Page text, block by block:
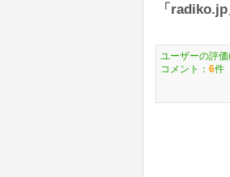
「
ユーザーの評価
コメント： 6件